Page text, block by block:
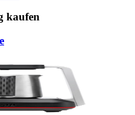
kaufen